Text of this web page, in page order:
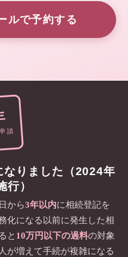
ルで予約する
印
請
なりました（2024年
行）
から3年以内に相続登記を
化になる以前に発生した相
と 10万円以下の過料の対象
が増えて手続が複雑になる